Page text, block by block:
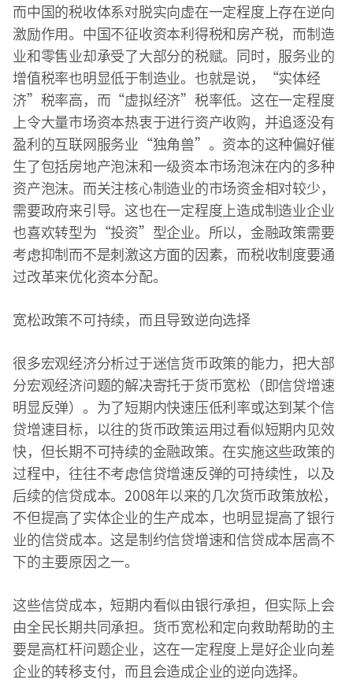
而中国的税收体系对脱实向虚在一定程度上存在逆向
激励作用。中国不征收资本利得税和房产税，而制造
业和零售业却承受了大部分的税赋。同时，服务业的
增值税率也明显低于制造业。也就是说，“实体经
济”税率高，而“虚拟经济”税率低。这在一定程度
上令大量市场资本热衷于进行资产收购，并追逐没有
盈利的互联网服务业“独角兽”。资本的这种偏好催
生了包括房地产泡沫和一级资本市场泡沫在内的多种
资产泡沫。而关注核心制造业的市场资金相对较少，
需要政府来引导。这也在一定程度上造成制造业企业
也喜欢转型为“投资”型企业。所以，金融政策需要
考虑抑制而不是刺激这方面的因素，而税收制度要通
过改革来优化资本分配。
宽松政策不可持续，而且导致逆向选择
很多宏观经济分析过于迷信货币政策的能力，把大部
分宏观经济问题的解决寄托于货币宽松（即信贷增速
明显反弹）。为了短期内快速压低利率或达到某个信
贷增速目标，以往的货币政策运用过看似短期内见效
快，但长期不可持续的金融政策。在实施这些政策的
过程中，往往不考虑信贷增速反弹的可持续性，以及
后续的信贷成本。2008年以来的几次货币政策放松，
不但提高了实体企业的生产成本，也明显提高了银行
业的信贷成本。这是制约信贷增速和信贷成本居高不
下的主要原因之一。
这些信贷成本，短期内看似由银行承担，但实际上会
由全民长期共同承担。货币宽松和定向救助帮助的主
要是高杠杆问题企业，这在一定程度上是好企业向差
企业的转移支付，而且会造成企业的逆向选择。